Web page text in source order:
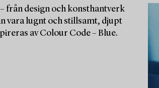
från design och konsthantverk
vara lugnt och stillsamt, djupt
av Colour Code – Blue.